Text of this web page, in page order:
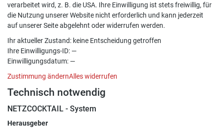
verarbeitet wird, z. B. die USA. Ihre Einwilligung ist stets freiwillig, für
die Nutzung unserer Website nicht erforderlich und kann jederzeit
auf unserer Seite abgelehnt oder widerrufen werden.
Ihr aktueller Zustand: keine Entscheidung getroffen
Ihre Einwilligungs-ID: —
Einwilligungsdatum: —
Zustimmung ändernAlles widerrufen
Technisch notwendig
NETZCOCKTAIL - System
Herausgeber